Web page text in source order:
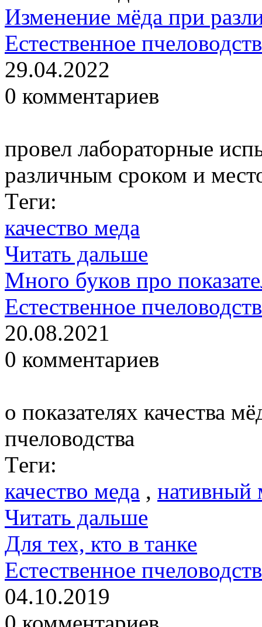
Изменение мёда при
Естественное
29.04.2022
0 комментариев
провел лабораторные
различным сроком и
Тeги:
качество меда
Читать дальше
Много буков про
Естественное
20.08.2021
0 комментариев
о показателях качества
пчеловодства
Тeги:
качество меда , нативный
Читать дальше
Для тех, кто в танке
Естественное
04.10.2019